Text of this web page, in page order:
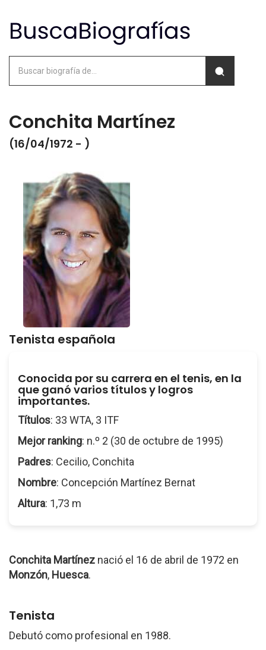
Conchita Martínez
(16/04/1972 - )
Tenista española
Conocida por su carrera en el tenis, en la
que ganó varios títulos y logros
importantes.
Títulos: 33 WTA, 3 ITF
Mejor ranking: n.º 2 (30 de octubre de 1995)
Padres: Cecilio, Conchita
Nombre: Concepción Martínez Bernat
Altura: 1,73 m
Conchita Martínez nació el 16 de abril de 1972 en
Monzón, Huesca.
Tenista
Debutó como profesional en 1988.